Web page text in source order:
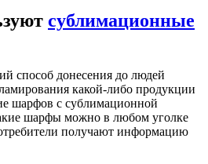
сублимационные
способ донесения до людей
какой-либо продукции
шарфов с сублимационной
шарфы можно в любом уголке
получают информацию